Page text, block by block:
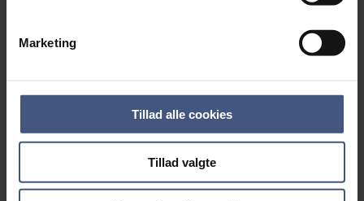
Marketing
Tillad alle cookies
Tillad valgte
Arkibas Drift
Arkiv.dk